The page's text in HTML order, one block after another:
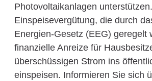
Photovoltaikanlagen
Einspeisevergütung, die durch
Energien-Gesetz (EEG) geregelt
finanzielle Anreize für
überschüssigen Strom ins
einspeisen. Informieren Sie sich